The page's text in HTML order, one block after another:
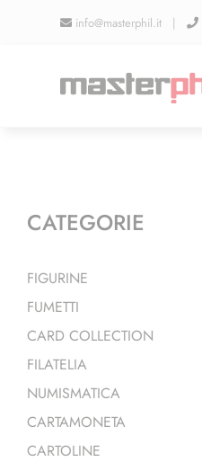
info@masterphil.it |
CATEGORIE
FIGURINE
FUMETTI
CARD COLLECTION
FILATELIA
NUMISMATICA
CARTAMONETA
CARTOLINE